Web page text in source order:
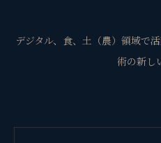
デジタル、食、土（農）領域で
術の新し